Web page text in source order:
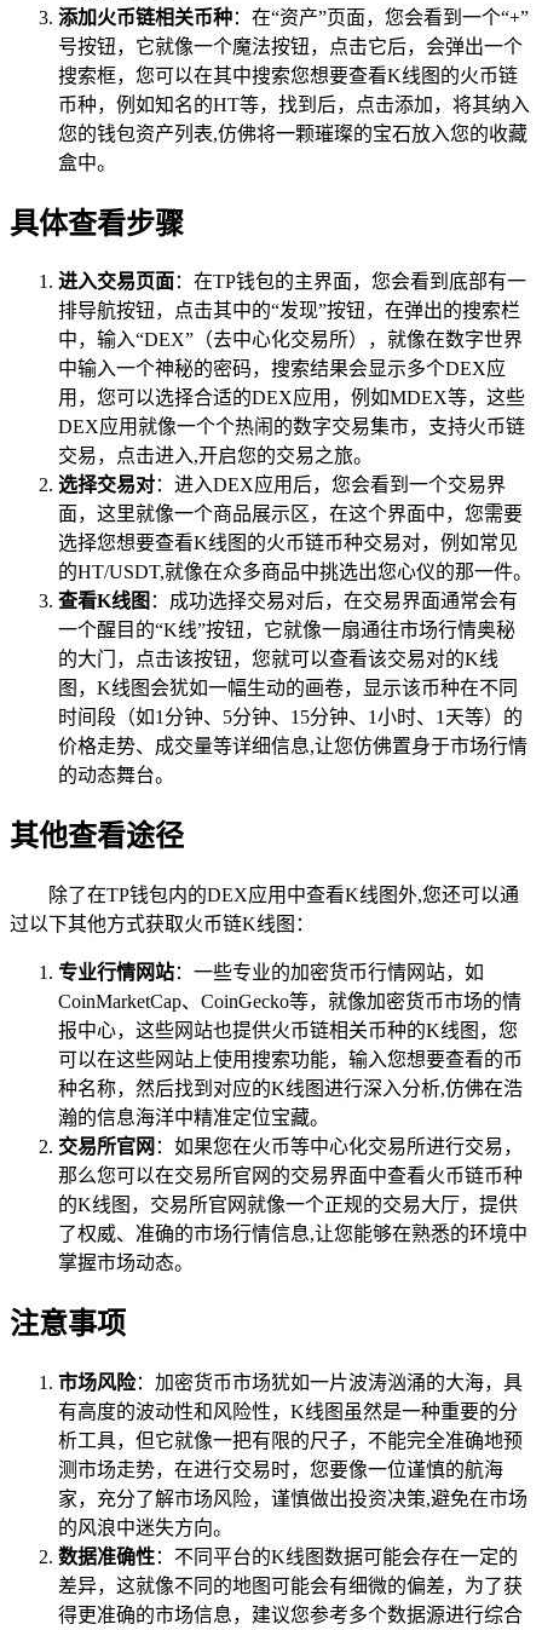
添加火币链相关币种：在“资产”页面，您会看到一个“+”
号按钮，它就像一个魔法按钮，点击它后，会弹出一个
搜索框，您可以在其中搜索您想要查看K线图的火币链
币种，例如知名的HT等，找到后，点击添加，将其纳入
您的钱包资产列表,仿佛将一颗璀璨的宝石放入您的收藏
盒中。
具体查看步骤
进入交易页面：在TP钱包的主界面，您会看到底部有一
排导航按钮，点击其中的“发现”按钮，在弹出的搜索栏
中，输入“DEX”（去中心化交易所），就像在数字世界
中输入一个神秘的密码，搜索结果会显示多个DEX应
用，您可以选择合适的DEX应用，例如MDEX等，这些
DEX应用就像一个个热闹的数字交易集市，支持火币链
交易，点击进入,开启您的交易之旅。
选择交易对：进入DEX应用后，您会看到一个交易界
面，这里就像一个商品展示区，在这个界面中，您需要
选择您想要查看K线图的火币链币种交易对，例如常见
的HT/USDT,就像在众多商品中挑选出您心仪的那一件。
查看K线图 ：成功选择交易对后，在交易界面通常会有
一个醒目的“K线”按钮，它就像一扇通往市场行情奥秘
的大门，点击该按钮，您就可以查看该交易对的K线
图，K线图会犹如一幅生动的画卷，显示该币种在不同
时间段（如1分钟、5分钟、15分钟、1小时、1天等）的
价格走势、成交量等详细信息,让您仿佛置身于市场行情
的动态舞台。
其他查看途径
除了在TP钱包内的DEX应用中查看K线图外,您还可以通
过以下其他方式获取火币链K线图：
专业行情网站：一些专业的加密货币行情网站，如
CoinMarketCap、CoinGecko等，就像加密货币市场的情
报中心，这些网站也提供火币链相关币种的K线图，您
可以在这些网站上使用搜索功能，输入您想要查看的币
种名称，然后找到对应的K线图进行深入分析,仿佛在浩
瀚的信息海洋中精准定位宝藏。
交易所官网 ：如果您在火币等中心化交易所进行交易，
那么您可以在交易所官网的交易界面中查看火币链币种
的K线图，交易所官网就像一个正规的交易大厅，提供
了权威、准确的市场行情信息,让您能够在熟悉的环境中
掌握市场动态。
注意事项
市场风险：加密货币市场犹如一片波涛汹涌的大海，具
有高度的波动性和风险性，K线图虽然是一种重要的分
析工具，但它就像一把有限的尺子，不能完全准确地预
测市场走势，在进行交易时，您要像一位谨慎的航海
家，充分了解市场风险，谨慎做出投资决策,避免在市场
的风浪中迷失方向。
数据准确性：不同平台的K线图数据可能会存在一定的
差异，这就像不同的地图可能会有细微的偏差，为了获
得更准确的市场信息，建议您参考多个数据源进行综合